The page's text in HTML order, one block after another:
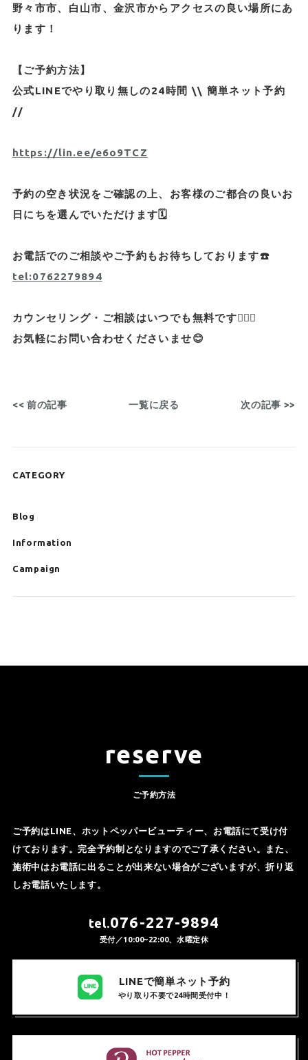
野々市市、白山市、金沢市からアクセスの良い場所にあ
ります！
【ご予約方法】
公式LINEでやり取り無しの24時間 \\ 簡単ネット予約
//
https://lin.ee/e6o9TCZ
予約の空き状況をご確認の上、お客様のご都合の良いお
日にちを選んでいただけます🗓️
お電話でのご相談やご予約もお待ちしております☎️
tel:0762279894
カウンセリング・ご相談はいつでも無料です💁🏻‍♂️
お気軽にお問い合わせくださいませ😊
<< 前の記事 一覧に戻る 次の記事 >>
CATEGORY
Blog
Information
Campaign
reserve
ご予約方法
ご予約はLINE、ホットペッパービューティー、お電話にて受け付
けております。完全予約制となりますのでご了承ください。また、
施術中はお電話に出ることが出来ない場合がございますが、折り返
しお電話いたします。
tel.076-227-9894
受付／10:00~22:00、水曜定休
LINEで簡単ネット予約
やり取り不要で24時間受付中！